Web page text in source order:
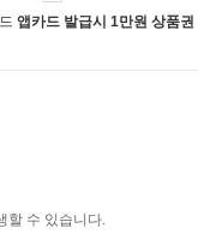
앱카드 발급시 1만원 상품권
할 수 있습니다.